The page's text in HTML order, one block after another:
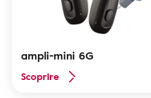
ampli-mini 6G
Scoprire